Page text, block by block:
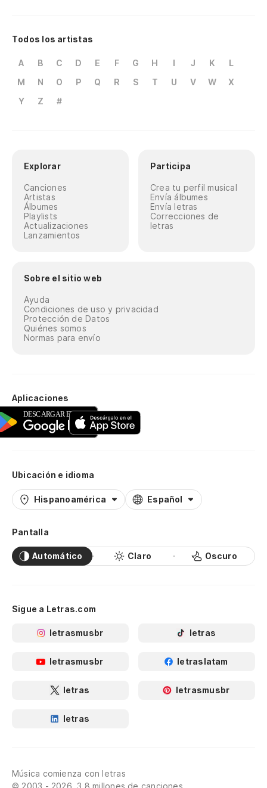
Todos los artistas
A B C D E F G H I J K
L
M
N O P Q R S T U V W
X
Y
Z #
Explorar
Canciones
Artistas
Álbumes
Playlists
Actualizaciones
Lanzamientos
Participa
Crea tu perfil musical
Envía álbumes
Envía letras
Correcciones de
letras
Sobre el sitio web
Ayuda
Condiciones de uso y privacidad
Protección de Datos
Quiénes somos
Normas para envío
Aplicaciones
Ubicación e idioma
Hispanoamérica Español
Pantalla
Automático Claro Oscuro
Sigue a Letras.com
letrasmusbr letras
letrasmusbr letraslatam
letras letrasmusbr
letras
Música comienza con letras